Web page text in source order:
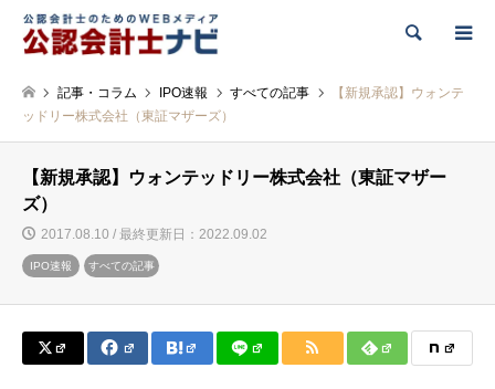
検索
記事・コラム IPO速報 すべての記事
【新規承認】ウォンテ
ッドリー株式会社（東証マザーズ）
【新規承認】ウォンテッドリー株式会社（東証マザー
ズ）
2017.08.10 / 最終更新日：2022.09.02
IPO速報 すべての記事